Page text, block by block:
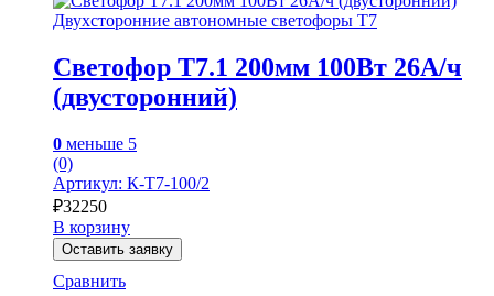
Двухсторонние автономные светофоры Т7
Светофор Т7.1 200мм 100Вт 26А/ч
(двусторонний)
0 меньше 5
(0)
Артикул: К-Т7-100/2
₽32250
В корзину
Оставить заявку
Сравнить